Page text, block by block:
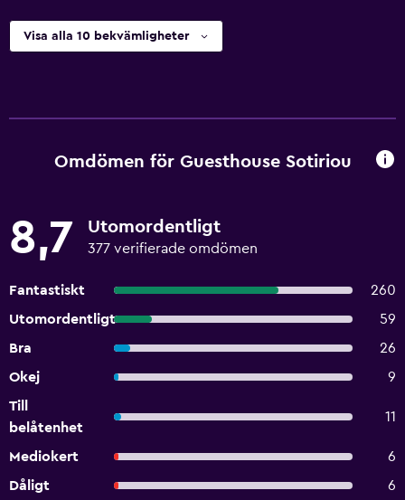
Visa alla 10 bekvämligheter
Omdömen för Guesthouse Sotiriou
8,7 Utomordentligt
377 verifierade omdömen
Fantastiskt
260
Utomordentligt
59
Bra
26
Okej
9
Till
belåtenhet
11
Mediokert
6
Dåligt
6